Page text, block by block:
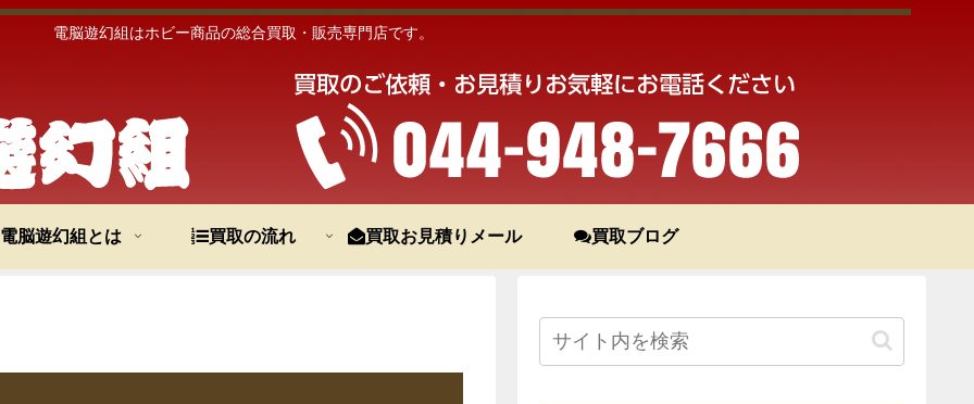
電脳遊幻組はホビー商品の総合買取・販売専門店です。
電脳遊幻組とは 買取の流れ 買取お見積りメール 買取ブログ